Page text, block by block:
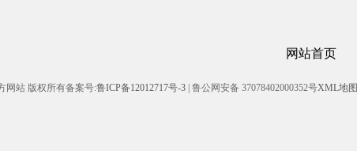
网站首页
网站 版权所有备案号:鲁ICP备12012717号-3 | 鲁公网安备 37078402000352号XML地图